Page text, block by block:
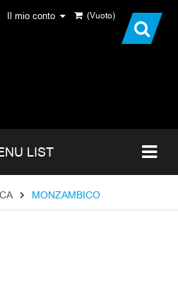
(Vuoto)
Il mio conto
LIST
MONZAMBICO